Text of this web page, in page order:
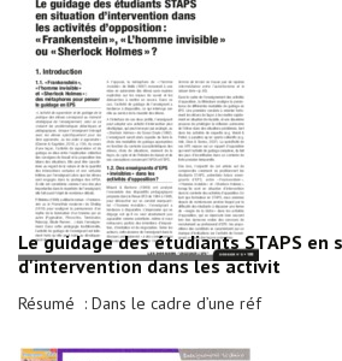
Le guidage des étudiants STAPS en
d'intervention dans les activit
Résumé : Dans le cadre d’une réf